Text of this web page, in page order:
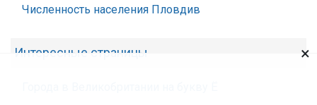
Численность населения Пловдив
Интересные страницы ×